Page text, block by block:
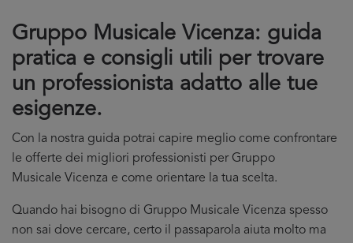
Gruppo Musicale Vicenza: guida
pratica e consigli utili per trovare
un professionista adatto alle tue
esigenze.
Con la nostra guida potrai capire meglio come confrontare
le offerte dei migliori professionisti per Gruppo
Musicale Vicenza e come orientare la tua scelta.
Quando hai bisogno di Gruppo Musicale Vicenza spesso
non sai dove cercare, certo il passaparola aiuta molto ma